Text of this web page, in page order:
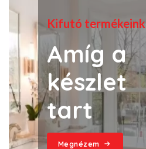
Kifutó termékeink
Amíg a
készlet
tart
Megnézem